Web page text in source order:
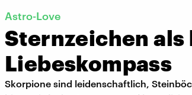
Astro-Love
Sternzeichen als
Liebeskompass
Skorpione sind leidenschaftlich,